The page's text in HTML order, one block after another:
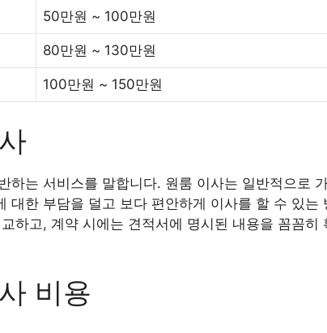
50만원 ~ 100만원
80만원 ~ 130만원
100만원 ~ 150만원
하는 서비스를 말합니다. 원룸 이사는 일반적으로
대한 부담을 덜고 보다 편안하게 이사를 할 수 있
하고, 계약 시에는 견적서에 명시된 내용을 꼼꼼
비용